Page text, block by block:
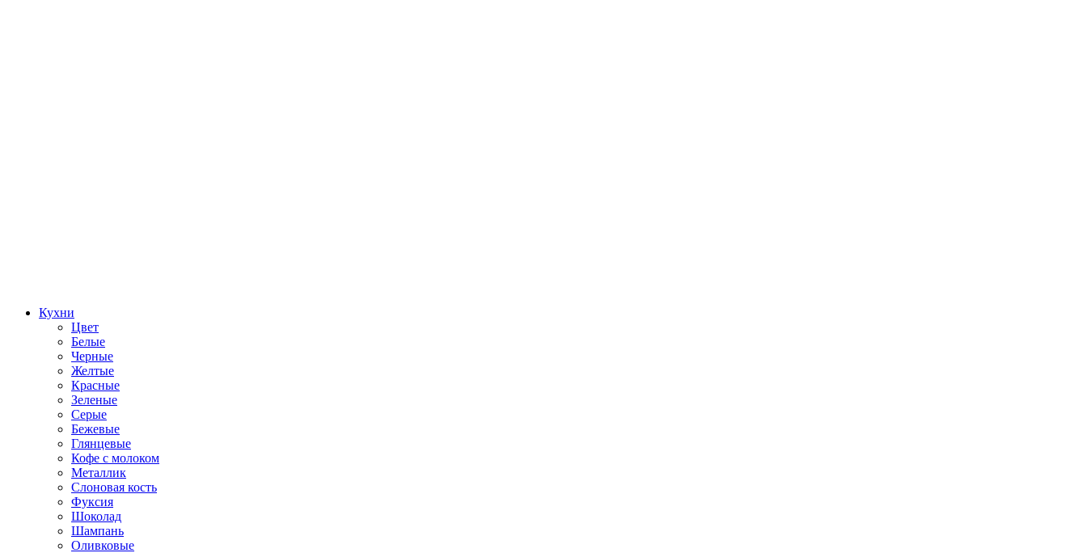
Кухни
Цвет
Белые
Черные
Желтые
Красные
Зеленые
Серые
Бежевые
Глянцевые
Кофе с молоком
Металлик
Слоновая кость
Фуксия
Шоколад
Шампань
Оливковые